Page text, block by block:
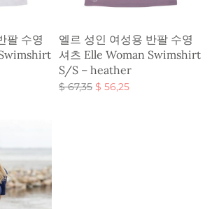
팔 수영
엘르 성인 여성용 반팔 수영
셔츠 Elle Woman Swimshirt
S/S – heather
$67,35 원래 가
$ 56,25현재 가